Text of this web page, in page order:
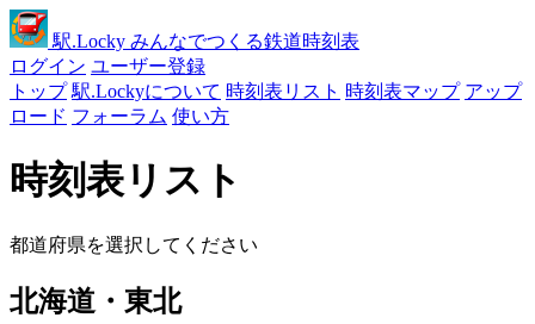
駅.Locky みんなでつくる鉄道時刻表
ログイン ユーザー登録
トップ 駅.Lockyについて 時刻表リスト 時刻表マップ アップ
ロード フォーラム 使い方
時刻表リスト
都道府県を選択してください
北海道・東北